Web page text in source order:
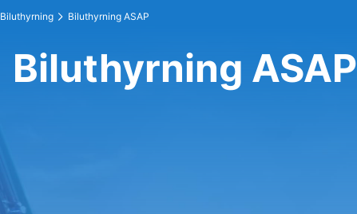
Biluthyrning Biluthyrning ASAP
Biluthyrning ASAP